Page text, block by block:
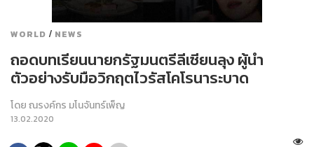
WORLD / NEWS
ถอดบทเรียนนายกรัฐมนตรีลีเซียนลุง ผู้นำ
ตัวอย่างรับมือวิกฤตไวรัสโคโรนาระบาด
โดยณรงค์กร มโนจันทร์เพ็ญ
13.02.2020